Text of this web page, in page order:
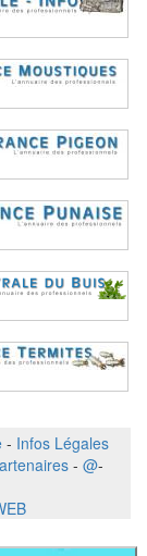
- Infos Légales
- @-